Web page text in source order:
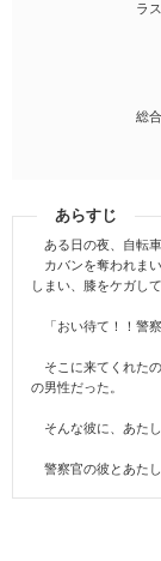
ラ
総
あらすじ
ある日の夜、自転車
カバンを奪われま
しまい、膝をケガし
「おい待て！！警
そこに来てくれた
の男性だった。
そんな彼に、あたし
警察官の彼とあたし